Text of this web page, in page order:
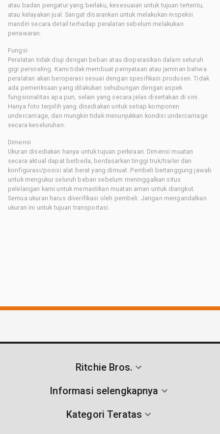
atau badan pengatur yang berlaku, kesesuaian untuk tujuan tertentu,
atau kelayakan jual. Sangat disarankan untuk melakukan inspeksi
mandiri secara detail terhadap peralatan sebelum melakukan
penawaran.
Fungsi
Peralatan tidak diuji dengan beban atau dioperasikan dalam seluruh
gigi persneling. Kami tidak membuat pernyataan atau jaminan bahwa
peralatan akan beroperasi sesuai dengan spesifikasi produsen. Tidak
ada pemeriksaan yang dilakukan sehubungan dengan aspek
fungsionalitas apa pun, selain yang secara jelas disertakan di sini.
Hanya foto terpilih yang disediakan untuk setiap komponen
undercarriage, dan mungkin tidak menunjukkan kondisi undercarriage
secara keseluruhan.
Dimensi
Ukuran disediakan hanya untuk tujuan perkiraan. Dimensi muatan
secara aktual dapat berbeda, berdasarkan tinggi truk/trailer dan
konfigurasi/posisi alat berat yang dimuat. Pembeli bertanggung jawab
untuk mengukur seluruh beban sebelum meninggalkan situs
pelelangan kami untuk memastikan muatan aman untuk diangkut.
Semua ukuran harus diverifikasi oleh pembeli. Jangan mengandalkan
ukuran ini untuk tujuan transportasi.
Ritchie Bros.
Informasi selengkapnya
Kategori Teratas